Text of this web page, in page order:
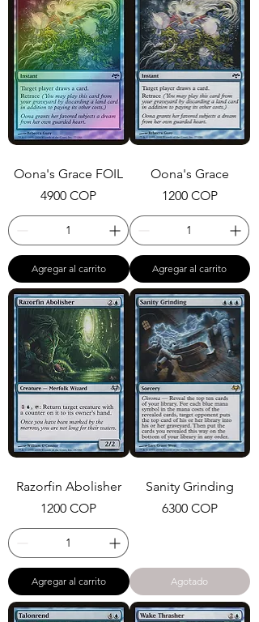
Oona's Grace FOIL
Precio
4900 COP
Agregar al carrito
Oona's Grace
Precio
1200 COP
Agregar al carrito
Razorfin Abolisher
Precio
1200 COP
Agregar al carrito
Sanity Grinding
Precio
6300 COP
Agotado